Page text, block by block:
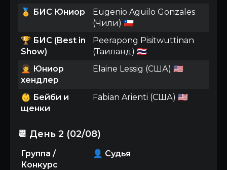
🏅 БИС Юниор
Eugenio Aguilo Gonzales
(Чили) 🇨🇱
🏆 БИС (Best in
Show)
Peerapong Pisitwuttinan
(Таиланд) 🇹🇭
🧑‍🦱 Юниор
хендлер
Elaine Lessig (США) 🇺🇸
👶 Бейби и
щенки
Fabian Arienti (США) 🇺🇸
📆 День 2 (02/08)
Группа /
Конкурс
👤 Судья